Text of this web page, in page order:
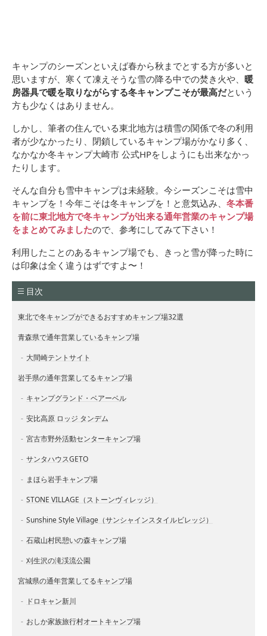
キャンプのシーズンといえば春から秋までとする方が多いと
思いますが、寒くて凍えそうな雪の降る中での焚き火や、 暖
房器具で暖を取りながらする冬キャンプこそが最高だという
方も少なくはありません。
しかし、筆者の住んでいる東北地方は積雪の関係で冬の利用
者が少なかったり、閉鎖しているキャンプ場がかなり多く、
なかなか冬キャンプ大崎市 公式HPをしようにも出来なかっ
たりします。
そんな自分も雪中キャンプは未経験。今シーズンこそは雪中
キャンプを！今年こそは冬キャンプを！と意気込み、 冬本番
を前に東北地方で冬キャンプが出来る通年営業のキャンプ場
をまとめてみましたので、参考にしてみて下さい！
利用したことのあるキャンプ場でも、きっと雪が降った時に
は印象は全く違うはずですよ〜！
目次
東北で冬キャンプができるおすすめキャンプ場32選
青森県で通年営業しているキャンプ場
大間崎テントサイト
岩手県の通年営業してるキャンプ場
キャンプグランド・ベアーベル
安比高原 ロッジ タンデム
宮古市野外活動センターキャンプ場
サンタハウスGETO
まほら岩手キャンプ場
STONE VILLAGE（ストーンヴィレッジ）
Sunshine Style Village（サンシャインスタイルビレッジ）
石蔵山村民憩いの森キャンプ場
刈生沢の滝渓流公園
宮城県の通年営業してるキャンプ場
ドロキャン新川
おしか家族旅行村オートキャンプ場